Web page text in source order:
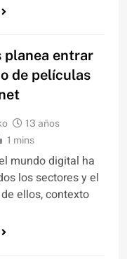
planea entrar
de películas
13 años
1 mins
mundo digital ha
los sectores y el
ellos, contexto